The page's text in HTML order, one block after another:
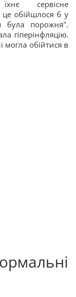
сервісне
обійшлося б у
була порожня".
гіперінфляцію.
могла обійтися в